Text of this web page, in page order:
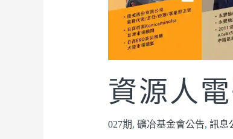
資源人
027期, 礦冶基金會公告, 訊息